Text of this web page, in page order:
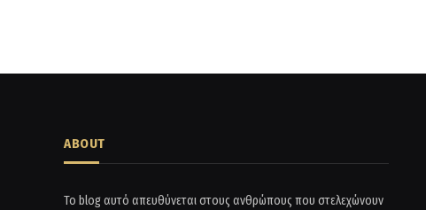
ABOUT
Το blog αυτό απευθύνεται στους ανθρώπους που στελεχώνουν